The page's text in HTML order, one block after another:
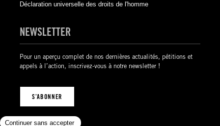
Déclaration universelle des droits de l'homme
NEWSLETTER
Pour un aperçu complet de nos dernières actualités, pétitions et
appels à l’action, inscrivez-vous à notre newsletter !
S’ABONNER